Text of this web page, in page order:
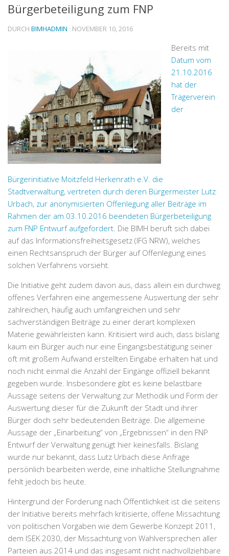
Bürgerbeteiligung zum FNP
DURCH BIMHADMIN · NOVEMBER 10, 2016
Bereits mit
Datum vom
21.10.2016
hat der
Trägerverein
der
Bürgerinitiative Moitzfeld Herkenrath e.V. die
Stadtverwaltung, vertreten durch deren Bürgermeister Lutz
Urbach, zur anonymisierten Offenlegung aller Beiträge im
Rahmen der am 03.10.2016 beendeten Bürgerbeteiligung
zum FNP Entwurf aufgefordert. Die BIMH beruft sich dabei
auf das Informationsfreiheitsgesetz (IFG NRW), welches
einen Rechtsanspruch der Bürger auf Offenlegung eines
solchen Verfahrens vorsieht.
Die Initiative geht zudem davon aus, dass allein ein durchweg
offenes Verfahren eine angemessene Auswertung der sehr
zahlreichen, häufig auch umfangreichen und sehr
sachverständigen Beiträge zu einer derart komplexen
Materie gewährleisten kann. Kritisiert wird auch, dass bislang
kaum ein Bürger auch nur eine Eingangsbestätigung seiner
oft mit großem Aufwand erstellten Eingabe erhalten hat und
noch nicht einmal die Anzahl der Eingänge offiziell bekannt
gegeben wurde. Insbesondere gibt es keine belastbare
Aussage seitens der Verwaltung zur Methodik und Form der
Auswertung dieser für die Zukunft der Stadt und ihrer
Bürger doch sehr bedeutenden Beiträge. Die allgemeine
Aussage der „Einarbeitung“ von „Ergebnissen“ in den FNP
Entwurf der Verwaltung genügt hier keinesfalls. Bislang
wurde nur bekannt, dass Lutz Urbach diese Anfrage
persönlich bearbeiten werde, eine inhaltliche Stellungnahme
fehlt jedoch bis heute.
Hintergrund der Forderung nach Öffentlichkeit ist die seitens
der Initiative bereits mehrfach kritisierte, offene Missachtung
von politischen Vorgaben wie dem Gewerbe Konzept 2011,
dem ISEK 2030, der Missachtung von Wahlversprechen aller
Parteien aus 2014 und das insgesamt nicht nachvollziehbare